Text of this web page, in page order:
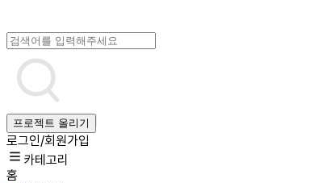
프로젝트 올리기
로그인/회원가입
카테고리
홈